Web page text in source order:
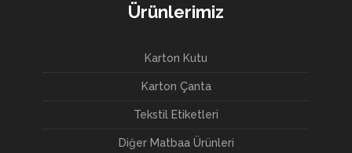
Ürünlerimiz
Karton Kutu
Karton Çanta
Tekstil Etiketleri
Diğer Matbaa Ürünleri